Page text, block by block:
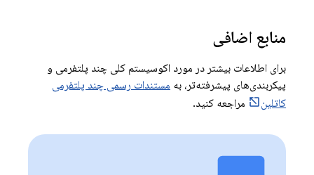
منابع اضافی
برای اطلاعات بیشتر در مورد اکوسیستم کلی چند پلتفرمی و
پیکربندی‌های پیشرفته‌تر، به مستندات رسمی چند پلتفرمی
کاتلین
مراجعه کنید.